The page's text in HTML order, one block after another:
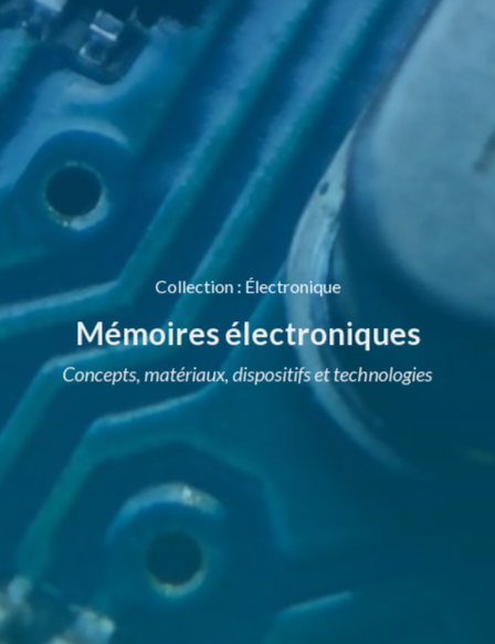
Collection : Électronique
Mémoires électroniques
Concepts, matériaux, dispositifs et technologies